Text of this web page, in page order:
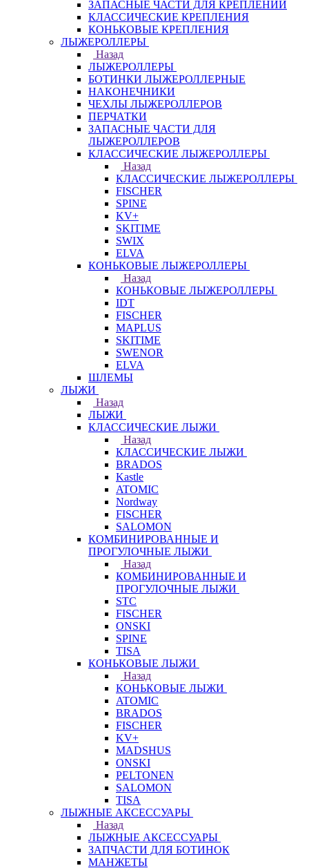
ЗАПАСНЫЕ ЧАСТИ ДЛЯ КРЕПЛЕНИЙ
КЛАССИЧЕСКИЕ КРЕПЛЕНИЯ
КОНЬКОВЫЕ КРЕПЛЕНИЯ
ЛЫЖЕРОЛЛЕРЫ
Назад
ЛЫЖЕРОЛЛЕРЫ
БОТИНКИ ЛЫЖЕРОЛЛЕРНЫЕ
НАКОНЕЧНИКИ
ЧЕХЛЫ ЛЫЖЕРОЛЛЕРОВ
ПЕРЧАТКИ
ЗАПАСНЫЕ ЧАСТИ ДЛЯ
ЛЫЖЕРОЛЛЕРОВ
КЛАССИЧЕСКИЕ ЛЫЖЕРОЛЛЕРЫ
Назад
КЛАССИЧЕСКИЕ ЛЫЖЕРОЛЛЕРЫ
FISCHER
SPINE
KV+
SKITIME
SWIX
ELVA
КОНЬКОВЫЕ ЛЫЖЕРОЛЛЕРЫ
Назад
КОНЬКОВЫЕ ЛЫЖЕРОЛЛЕРЫ
IDT
FISCHER
MAPLUS
SKITIME
SWENOR
ELVA
ШЛЕМЫ
ЛЫЖИ
Назад
ЛЫЖИ
КЛАССИЧЕСКИЕ ЛЫЖИ
Назад
КЛАССИЧЕСКИЕ ЛЫЖИ
BRADOS
Kastle
ATOMIC
Nordway
FISCHER
SALOMON
КОМБИНИРОВАННЫЕ И
ПРОГУЛОЧНЫЕ ЛЫЖИ
Назад
КОМБИНИРОВАННЫЕ И
ПРОГУЛОЧНЫЕ ЛЫЖИ
STC
FISCHER
ONSKI
SPINE
TISA
КОНЬКОВЫЕ ЛЫЖИ
Назад
КОНЬКОВЫЕ ЛЫЖИ
ATOMIC
BRADOS
FISCHER
KV+
MADSHUS
ONSKI
PELTONEN
SALOMON
TISA
ЛЫЖНЫЕ АКСЕССУАРЫ
Назад
ЛЫЖНЫЕ АКСЕССУАРЫ
ЗАПЧАСТИ ДЛЯ БОТИНОК
МАНЖЕТЫ